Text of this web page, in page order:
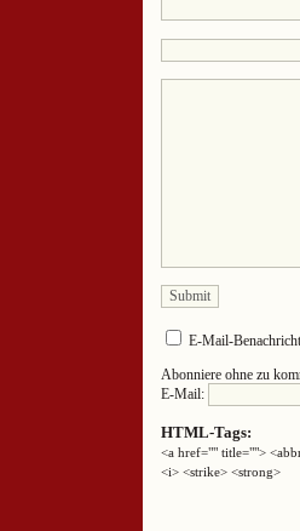
E-Mail-
Abonniere ohne zu
E-Mail:
HTML-Tags:
<a href="" title="">
<i> <strike> <strong>